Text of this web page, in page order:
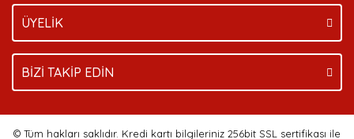
ÜYELİK
BİZİ TAKİP EDİN
© Tüm hakları saklıdır. Kredi kartı bilgileriniz 256bit SSL sertifikası ile